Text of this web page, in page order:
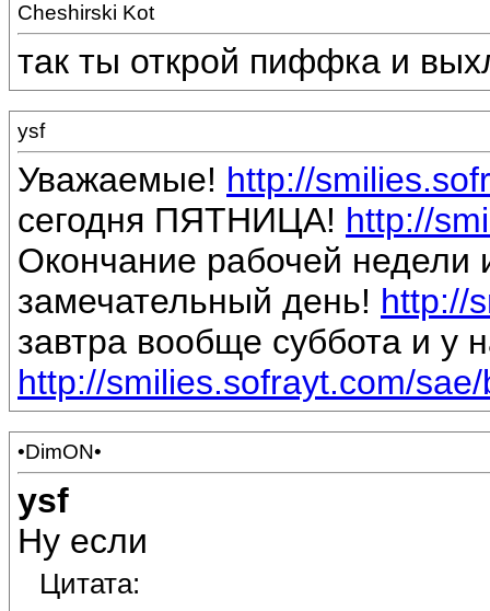
Cheshirski Kot
так ты открой пиффка и
ysf
Уважаемые! http://
сегодня ПЯТНИЦА! http://
Окончание рабочей
замечательный день! http://
завтра вообще суббота и у
http://smilies.sofrayt.com/
•DimON•
ysf
Ну если
Цитата: